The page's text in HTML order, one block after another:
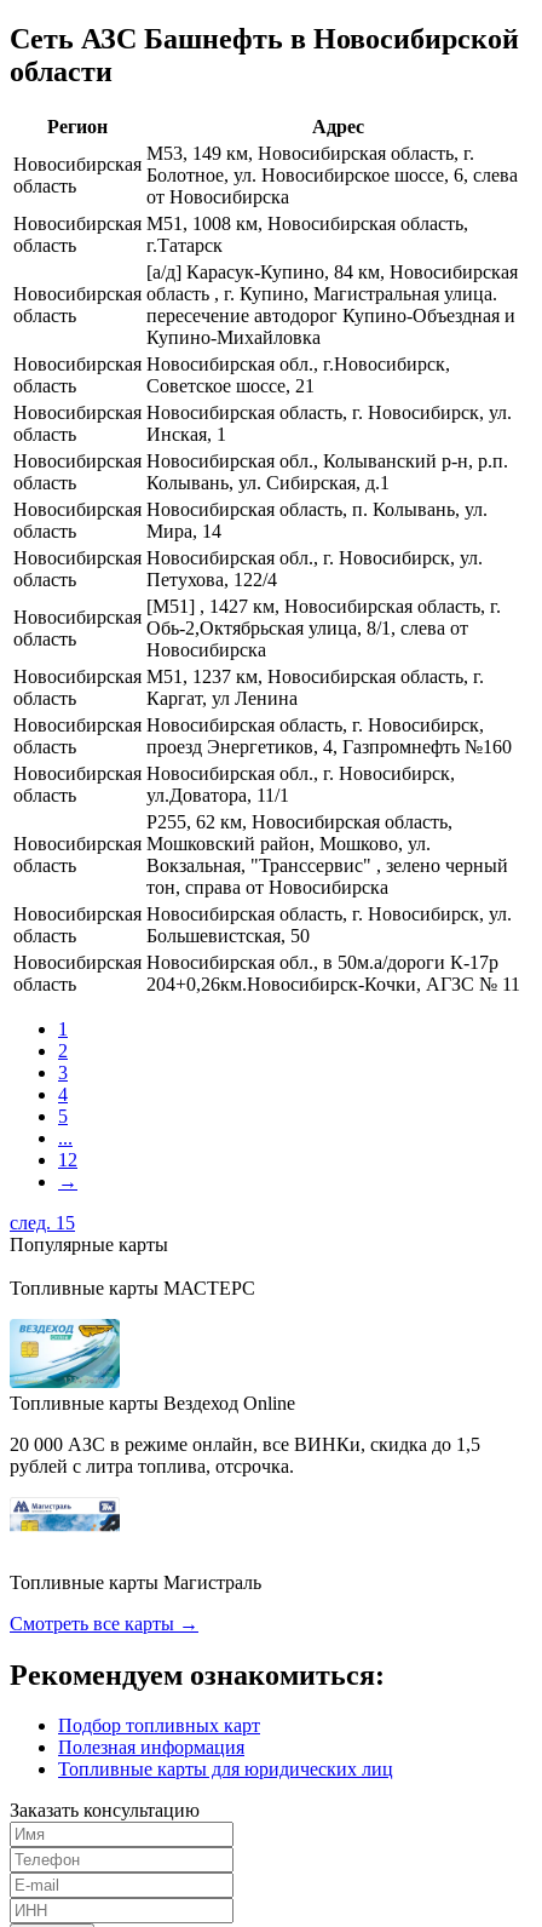
Сеть АЗС Башнефть в Новосибирской
области
Регион
Адрес
Новосибирская
область
М53, 149 км, Новосибирская область, г.
Болотное, ул. Новосибирское шоссе, 6, слева
от Новосибирска
Новосибирская
область
М51, 1008 км, Новосибирская область,
г.Татарск
Новосибирская
область
[а/д] Карасук-Купино, 84 км, Новосибирская
область , г. Купино, Магистральная улица.
пересечение автодорог Купино-Объездная и
Купино-Михайловка
Новосибирская
область
Новосибирская обл., г.Новосибирск,
Советское шоссе, 21
Новосибирская
область
Новосибирская область, г. Новосибирск, ул.
Инская, 1
Новосибирская
область
Новосибирская обл., Колыванский р-н, р.п.
Колывань, ул. Сибирская, д.1
Новосибирская
область
Новосибирская область, п. Колывань, ул.
Мира, 14
Новосибирская
область
Новосибирская обл., г. Новосибирск, ул.
Петухова, 122/4
Новосибирская
область
[М51] , 1427 км, Новосибирская область, г.
Обь-2,Октябрьская улица, 8/1, слева от
Новосибирска
Новосибирская
область
М51, 1237 км, Новосибирская область, г.
Каргат, ул Ленина
Новосибирская
область
Новосибирская область, г. Новосибирск,
проезд Энергетиков, 4, Газпромнефть №160
Новосибирская
область
Новосибирская обл., г. Новосибирск,
ул.Доватора, 11/1
Новосибирская
область
Р255, 62 км, Новосибирская область,
Мошковский район, Мошково, ул.
Вокзальная, "Транссервис" , зелено черный
тон, справа от Новосибирска
Новосибирская
область
Новосибирская область, г. Новосибирск, ул.
Большевистская, 50
Новосибирская
область
Новосибирская обл., в 50м.а/дороги К-17р
204+0,26км.Новосибирск-Кочки, АГЗС № 11
1
2
3
4
5
...
12
→
след. 15
Популярные карты
Топливные карты МАСТЕРС
Топливные карты Вездеход Online
20 000 АЗС в режиме онлайн, все ВИНКи, скидка до 1,5
рублей с литра топлива, отсрочка.
Топливные карты Магистраль
Смотреть все карты →
Рекомендуем ознакомиться:
Подбор топливных карт
Полезная информация
Топливные карты для юридических лиц
Заказать консультацию